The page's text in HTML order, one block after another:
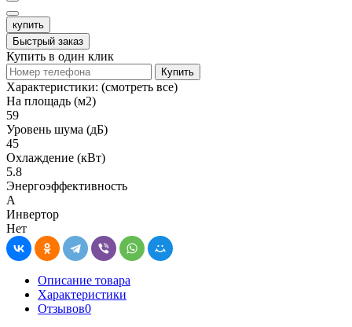
купить
Быстрый заказ
Купить в один клик
Купить
Характеристики: (смотреть все)
На площадь (м2)
59
Уровень шума (дБ)
45
Охлаждение (кВт)
5.8
Энергоэффективность
A
Инвертор
Нет
Описание товара
Характеристики
Отзывов0